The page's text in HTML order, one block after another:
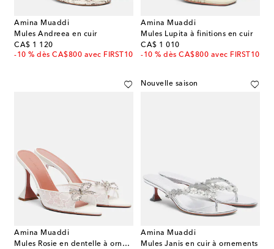
Amina Muaddi
Mules Andreea en cuir
CA$ 1 120
original price
-10 % dès CA$800 avec FIRST10
Amina Muaddi
Mules Lupita à finitions en cuir
CA$ 1 010
original price
-10 % dès CA$800 avec FIRST10
Amina Muaddi
Mules Rosie en dentelle à ornement
Nouvelle saison
Amina Muaddi
Mules Janis en cuir à ornements